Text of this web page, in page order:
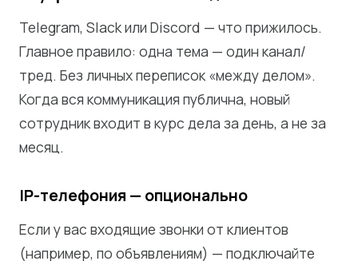
Telegram, Slack или Discord — что прижилось.
Главное правило: одна тема — один канал/
тред. Без личных переписок «между делом».
Когда вся коммуникация публична, новый
сотрудник входит в курс дела за день, а не за
месяц.
IP-телефония — опционально
Если у вас входящие звонки от клиентов
(например, по объявлениям) — подключайте